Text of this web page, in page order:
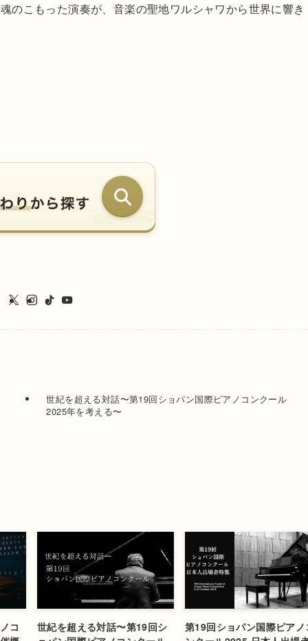
のこもった演奏が、音楽の聖地ワルシャワから世界に響き
世紀を超える対話〜第19回ショパン国際ピアノコンクール
2025年を考える〜
コ
世紀を超える対話〜第19回シ
第19回ショパン国際ピアノ